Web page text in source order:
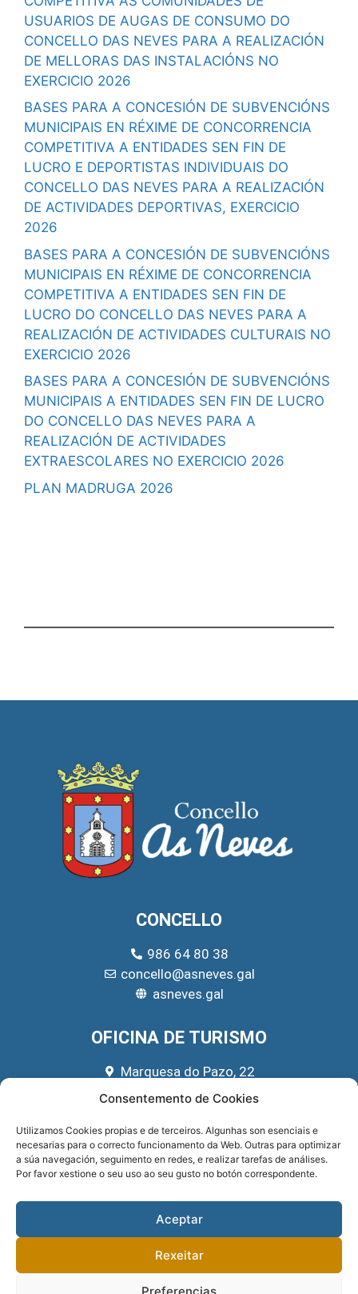
Consentemento de Cookies
Utilizamos Cookies propias e de terceiros. Algunhas son esenciais e
necesarias para o correcto funcionamento da Web. Outras para optimizar
a súa navegación, seguimento en redes, e realizar tarefas de análises.
Por favor xestione o seu uso ao seu gusto no botón correspondente.
Aceptar
Rexeitar
Preferencias
USUARIOS DE AUGAS DE CONSUMO DO
CONCELLO DAS NEVES PARA A REALIZACIÓN
DE MELLORAS DAS INSTALACIÓNS NO
EXERCICIO 2026
BASES PARA A CONCESIÓN DE SUBVENCIÓNS
MUNICIPAIS EN RÉXIME DE CONCORRENCIA
COMPETITIVA A ENTIDADES SEN FIN DE
LUCRO E DEPORTISTAS INDIVIDUAIS DO
CONCELLO DAS NEVES PARA A REALIZACIÓN
DE ACTIVIDADES DEPORTIVAS, EXERCICIO
2026
BASES PARA A CONCESIÓN DE SUBVENCIÓNS
MUNICIPAIS EN RÉXIME DE CONCORRENCIA
COMPETITIVA A ENTIDADES SEN FIN DE
LUCRO DO CONCELLO DAS NEVES PARA A
REALIZACIÓN DE ACTIVIDADES CULTURAIS NO
EXERCICIO 2026
BASES PARA A CONCESIÓN DE SUBVENCIÓNS
MUNICIPAIS A ENTIDADES SEN FIN DE LUCRO
DO CONCELLO DAS NEVES PARA A
REALIZACIÓN DE ACTIVIDADES
EXTRAESCOLARES NO EXERCICIO 2026
PLAN MADRUGA 2026
CONCELLO
986 64 80 38
concello@asneves.gal
asneves.gal
OFICINA DE TURISMO
Marquesa do Pazo, 22
666 39 45 65
REDES SOCIAIS